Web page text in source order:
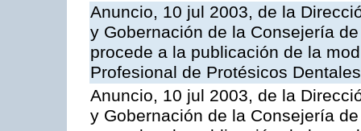
Anuncio, 10 jul 2003, de la
y Gobernación de la Consejería
procede a la publicación de la
Profesional de Protésicos
Anuncio, 10 jul 2003, de la
y Gobernación de la Consejería